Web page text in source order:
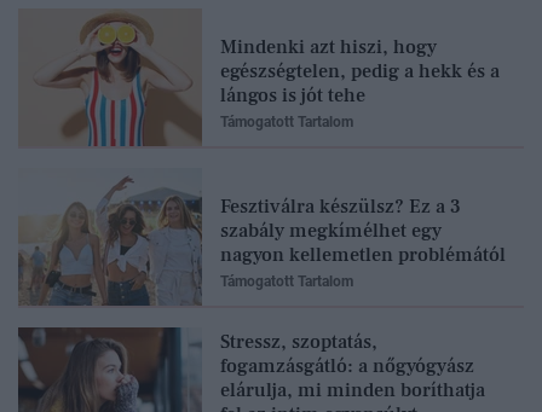
Mindenki azt hiszi, hogy
egészségtelen, pedig a hekk és a
lángos is jót tehe
Támogatott Tartalom
Fesztiválra készülsz? Ez a 3
szabály megkímélhet egy
nagyon kellemetlen problémától
Támogatott Tartalom
Stressz, szoptatás,
fogamzásgátló: a nőgyógyász
elárulja, mi minden boríthatja